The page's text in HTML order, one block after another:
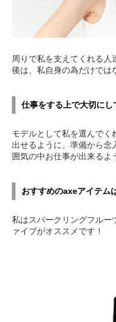
周りで私を支えてくれる
後は、私自身の為だけでは
仕事をする上で大切にし
モデルとして私を選んでく
出せるように、準備から
囲気の中お仕事が出来るよ
おすすめのaxeアイテム
私はスパークリングフルー
ァイブがオススメです！